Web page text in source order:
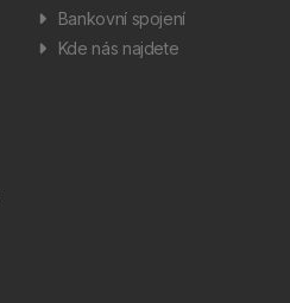
Bankovní spojení
Kde nás najdete